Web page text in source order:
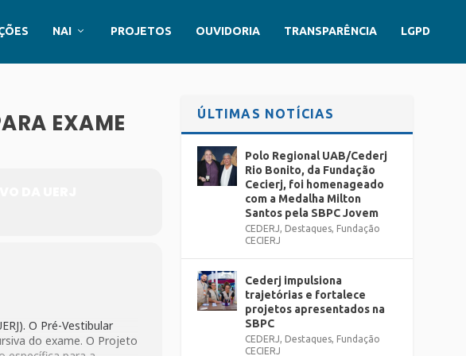
NAI PROJETOS OUVIDORIA TRANSPARÊNCIA LGPD
EXAME
O Pré-Vestibular
do exame. O Projeto
ÚLTIMAS NOTÍCIAS
Polo Regional UAB/Cederj
Rio Bonito, da Fundação
Cecierj, foi homenageado
com a Medalha Milton
Santos pela SBPC Jovem
CEDERJ, Destaques, Fundação
CECIERJ
Cederj impulsiona
trajetórias e fortalece
projetos apresentados na
SBPC
CEDERJ, Destaques, Fundação
CECIERJ